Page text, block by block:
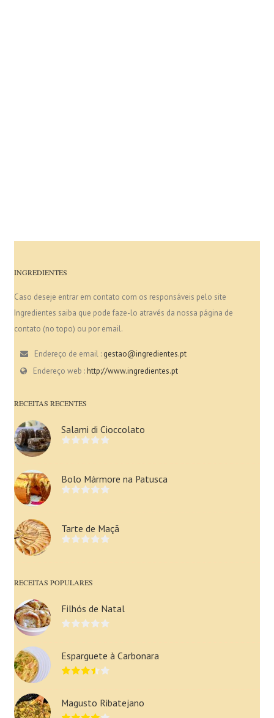
INGREDIENTES
Caso deseje entrar em contato com os responsáveis pelo site
Ingredientes saiba que pode faze-lo através da nossa página de
contato (no topo) ou por email.
Endereço de email : gestao@ingredientes.pt
Endereço web :http://www.ingredientes.pt
RECEITAS RECENTES
Salami di Cioccolato
Bolo Mármore na Patusca
Tarte de Maçã
RECEITAS POPULARES
Filhós de Natal
Esparguete à Carbonara
Magusto Ribatejano